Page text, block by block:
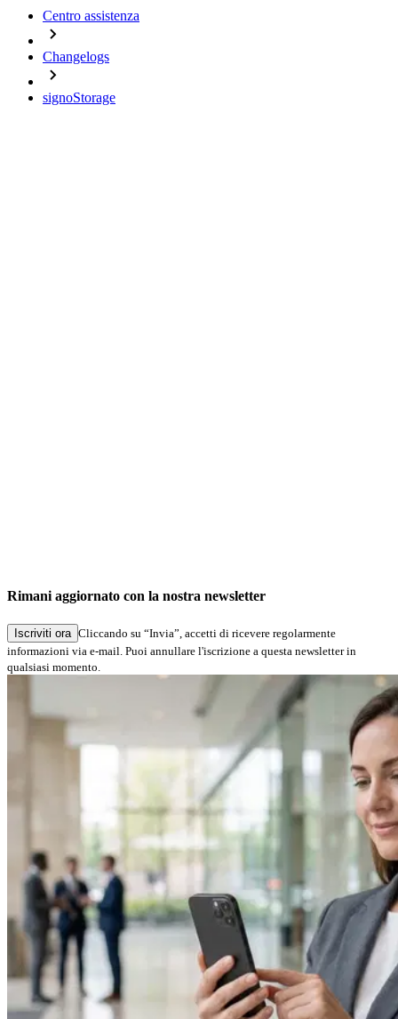
Centro assistenza
Changelogs
signoStorage
Fixed error in browser configuration.
Fixed error when calling a view.
Rimani aggiornato con la nostra newsletter
Iscriviti ora Cliccando su “Invia”, accetti di ricevere regolarmente
informazioni via e-mail. Puoi annullare l'iscrizione a questa newsletter in
qualsiasi momento.